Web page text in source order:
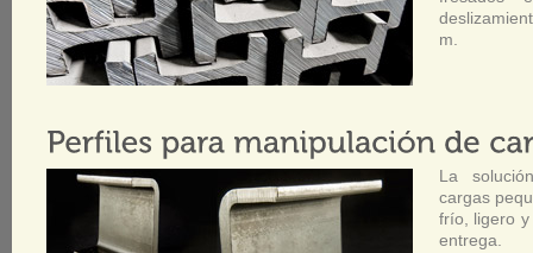
m.
La
cargas
frío, ligero y
entrega.